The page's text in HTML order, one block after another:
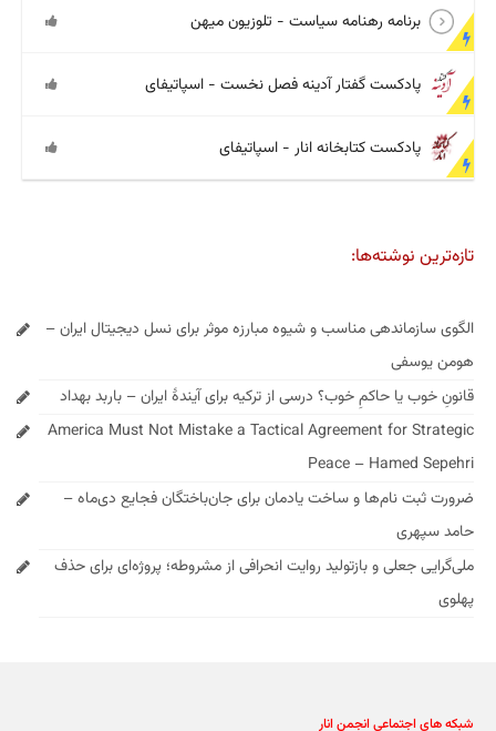
برنامه رهنامه سیاست - تلوزیون میهن
پادکست گفتار آدینه فصل نخست - اسپاتیفای
پادکست کتابخانه انار - اسپاتیفای
تازه‌ترین نوشته‌ها:
الگوی سازماندهی مناسب و شیوه مبارزه موثر برای نسل دیجیتال ایران –
هومن یوسفی
قانونِ خوب یا حاکمِ خوب؟ درسی از ترکیه برای آیندهٔ ایران – باربد بهداد
America Must Not Mistake a Tactical Agreement for Strategic
Peace – Hamed Sepehri
ضرورت ثبت نام‌ها و ساخت یادمان برای جان‌باختگان فجایع دی‌ماه –
حامد سپهری
ملی‌گرایی جعلی و بازتولید روایت انحرافی از مشروطه؛ پروژه‌ای برای حذف
پهلوی
شبکه های اجتماعی انجمن انار